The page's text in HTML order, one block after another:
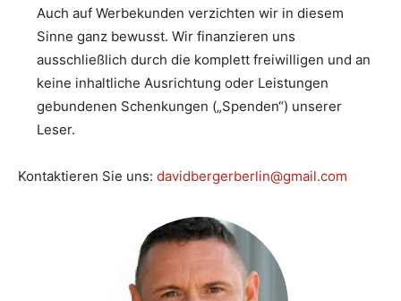
Auch auf Werbekunden verzichten wir in diesem
Sinne ganz bewusst. Wir finanzieren uns
ausschließlich durch die komplett freiwilligen und an
keine inhaltliche Ausrichtung oder Leistungen
gebundenen Schenkungen („Spenden“) unserer
Leser.
Kontaktieren Sie uns: davidbergerberlin@gmail.com